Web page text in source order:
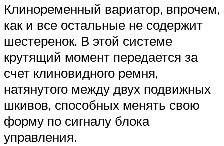
Клиноременный вариатор, впрочем,
как и все остальные не содержит
шестеренок. В этой системе
крутящий момент передается за
счет клиновидного ремня,
натянутого между двух подвижных
шкивов, способных менять свою
форму по сигналу блока
управления.